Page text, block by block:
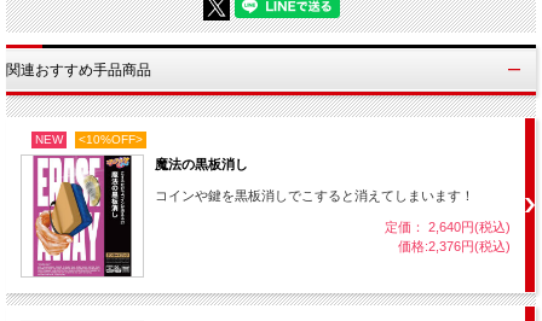
※電子機器ではありませんので電池は不要です。
関連おすすめ手品商品
NEW <10%OFF>
魔法の黒板消し
コインや鍵を黒板消しでこすると消えてしまいます！
定価： 2,640円(税込)
価格:2,376円(税込)